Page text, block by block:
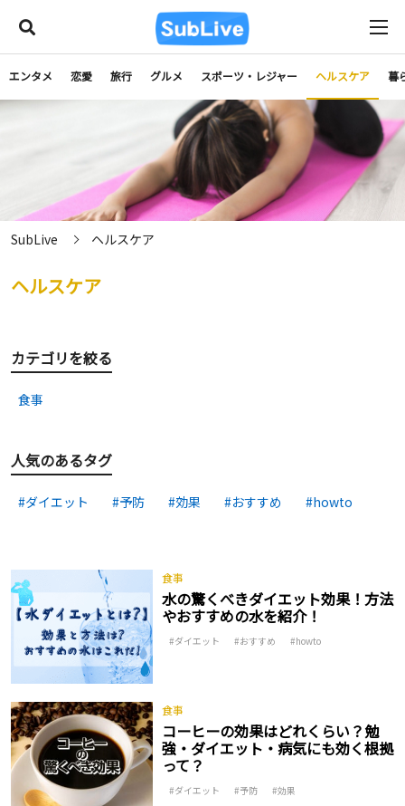
エンタメ 恋愛 旅行 グルメ スポーツ・レジャー ヘルスケア 暮
SubLive ヘルスケア
ヘルスケア
カテゴリを絞る
食事
人気のあるタグ
ダイエット 予防 効果 おすすめ howto
食事
水の驚くべきダイエット効果！方法
やおすすめの水を紹介！
ダイエット おすすめ howto
食事
コーヒーの効果はどれくらい？勉
強・ダイエット・病気にも効く根拠
って？
ダイエット 予防 効果